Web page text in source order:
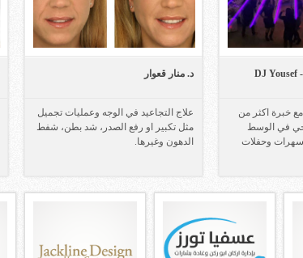
دي جي يوسف مارون - DJ Yousef
خبرة اكثر من
في الوسط
وحفلات
د. منار قعوار
علاج التجاعيد في الوجه وعمليات تجميل
مثل تكبير او رفع الصدر، شد بطن، شفط
الدهون وغيرها.